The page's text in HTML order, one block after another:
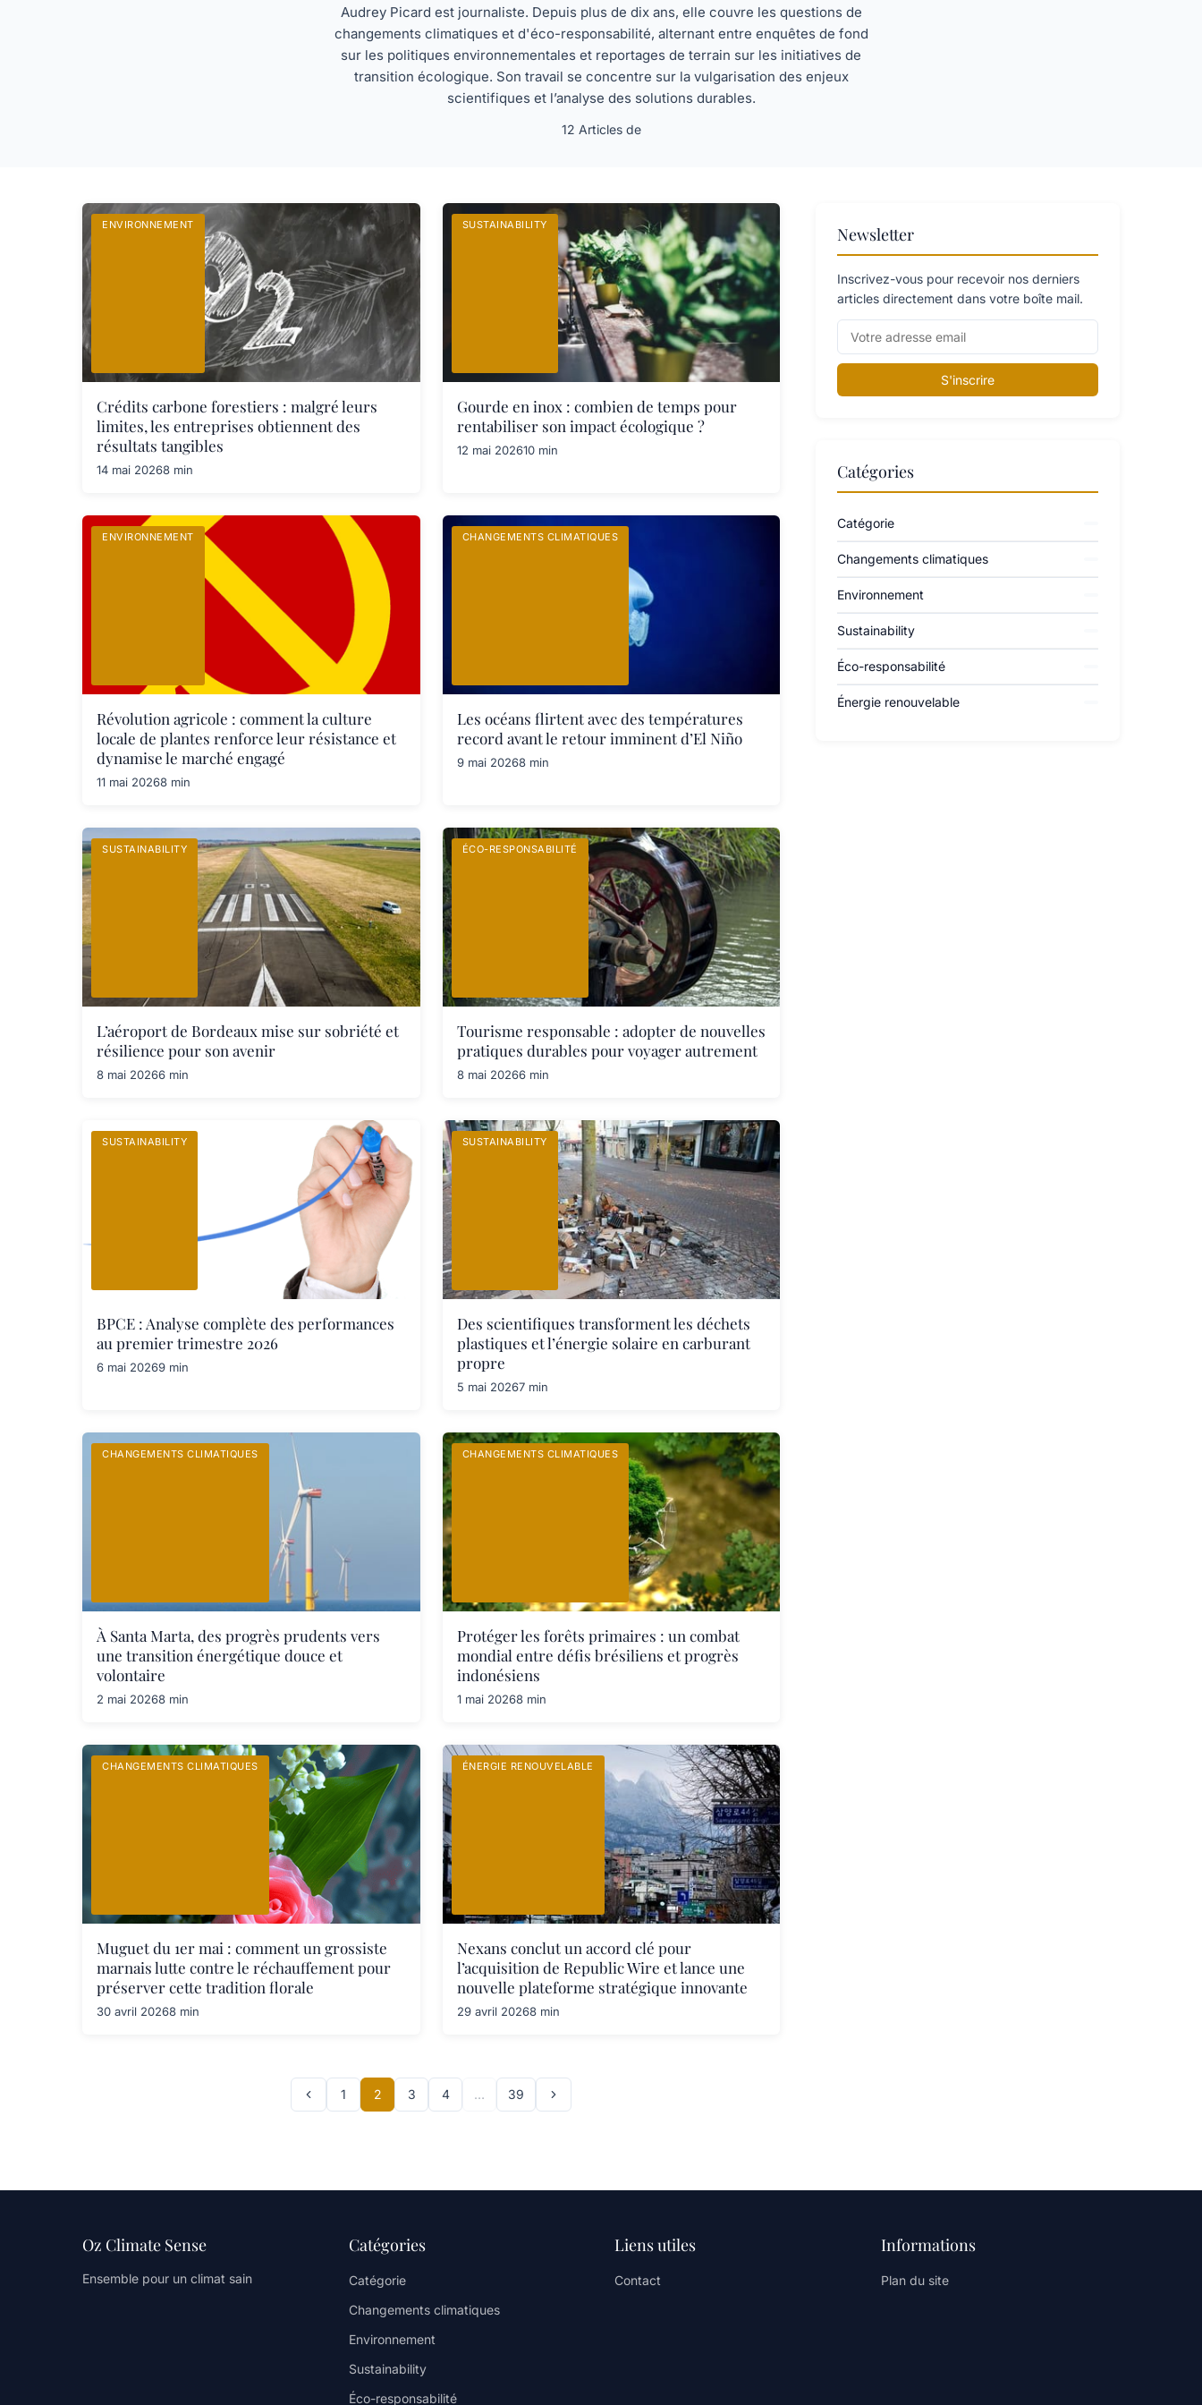
Audrey Picard est journaliste. Depuis plus de dix ans, elle couvre les questions de
changements climatiques et d'éco-responsabilité, alternant entre enquêtes de fond
sur les politiques environnementales et reportages de terrain sur les initiatives de
transition écologique. Son travail se concentre sur la vulgarisation des enjeux
scientifiques et l’analyse des solutions durables.
12 Articles de
ENVIRONNEMENT
Crédits carbone forestiers : malgré leurs
limites, les entreprises obtiennent des
résultats tangibles
14 mai 20268 min
SUSTAINABILITY
Gourde en inox : combien de temps pour
rentabiliser son impact écologique ?
12 mai 202610 min
ENVIRONNEMENT
Révolution agricole : comment la culture
locale de plantes renforce leur résistance et
dynamise le marché engagé
11 mai 20268 min
CHANGEMENTS CLIMATIQUES
Les océans flirtent avec des températures
record avant le retour imminent d’El Niño
9 mai 20268 min
SUSTAINABILITY
L’aéroport de Bordeaux mise sur sobriété et
résilience pour son avenir
8 mai 20266 min
ÉCO-RESPONSABILITÉ
Tourisme responsable : adopter de nouvelles
pratiques durables pour voyager autrement
8 mai 20266 min
SUSTAINABILITY
BPCE : Analyse complète des performances
au premier trimestre 2026
6 mai 20269 min
SUSTAINABILITY
Des scientifiques transforment les déchets
plastiques et l’énergie solaire en carburant
propre
5 mai 20267 min
CHANGEMENTS CLIMATIQUES
À Santa Marta, des progrès prudents vers
une transition énergétique douce et
volontaire
2 mai 20268 min
CHANGEMENTS CLIMATIQUES
Protéger les forêts primaires : un combat
mondial entre défis brésiliens et progrès
indonésiens
1 mai 20268 min
CHANGEMENTS CLIMATIQUES
Muguet du 1er mai : comment un grossiste
marnais lutte contre le réchauffement pour
préserver cette tradition florale
30 avril 20268 min
ÉNERGIE RENOUVELABLE
Nexans conclut un accord clé pour
l’acquisition de Republic Wire et lance une
nouvelle plateforme stratégique innovante
29 avril 20268 min
1 2 3 4 … 39
Newsletter
Inscrivez-vous pour recevoir nos derniers
articles directement dans votre boîte mail.
S'inscrire
Catégories
Catégorie
Changements climatiques
Environnement
Sustainability
Éco-responsabilité
Énergie renouvelable
Oz Climate Sense
Ensemble pour un climat sain
Catégories
Catégorie
Changements climatiques
Environnement
Sustainability
Éco-responsabilité
Liens utiles
Contact
Informations
Plan du site